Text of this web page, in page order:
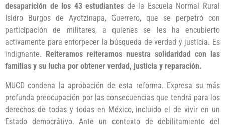
desaparición de los 43 estudiantes de la Escuela Normal Rural
Isidro Burgos de Ayotzinapa, Guerrero, que se perpetró con
participación de militares, a quienes se les ha encubierto
activamente para entorpecer la búsqueda de verdad y justicia. Es
indignante.
Reiteramos reiteramos nuestra solidaridad con las
familias y su lucha por obtener verdad, justicia y reparación.
MUCD condena la aprobación de esta reforma. Expresa su más
profunda preocupación por las consecuencias que tendrá para los
derechos de todas y todas en México, incluido el de vivir en un
Estado democrátivo. Ante un contexto de debilitamiento del